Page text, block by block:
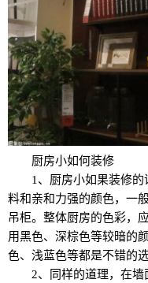
厨房小如何装修
1、厨房小如果装修
料和亲和力强的颜色，一
吊柜。整体厨房的色彩，
用黑色、深棕色等较暗的
色、浅蓝色等都是不错的选
2、同样的道理，在